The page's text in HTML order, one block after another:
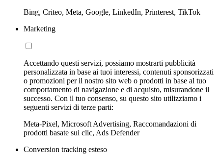
Bing, Criteo, Meta, Google, LinkedIn, Printerest, TikTok
Marketing
Accettando questi servizi, possiamo mostrarti pubblicità
personalizzata in base ai tuoi interessi, contenuti sponsorizzati
o promozioni per il nostro sito web o prodotti in base al tuo
comportamento di navigazione e di acquisto, misurandone il
successo. Con il tuo consenso, su questo sito utilizziamo i
seguenti servizi di terze parti:
Meta-Pixel, Microsoft Advertising, Raccomandazioni di
prodotti basate sui clic, Ads Defender
Conversion tracking esteso